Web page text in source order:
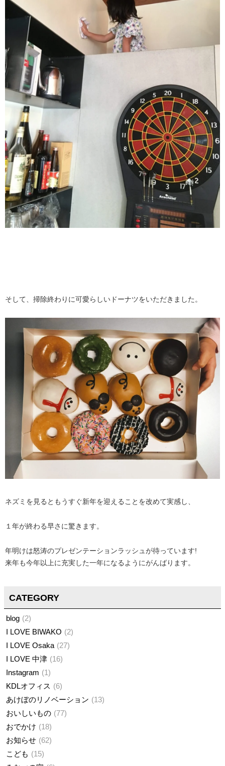
そして、掃除終わりに可愛らしいドーナツをいただきました。
ネズミを見るともうすぐ新年を迎えることを改めて実感し、
１年が終わる早さに驚きます。
年明けは怒涛のプレゼンテーションラッシュが待っています!
来年も今年以上に充実した一年になるようにがんばります。
CATEGORY
blog
2
I LOVE BIWAKO
2
I LOVE Osaka
27
I LOVE 中津
16
Instagram
1
KDLオフィス
6
あけぼのリノベーション
13
おいしいもの 77
おでかけ
18
お知らせ
62
こども
15